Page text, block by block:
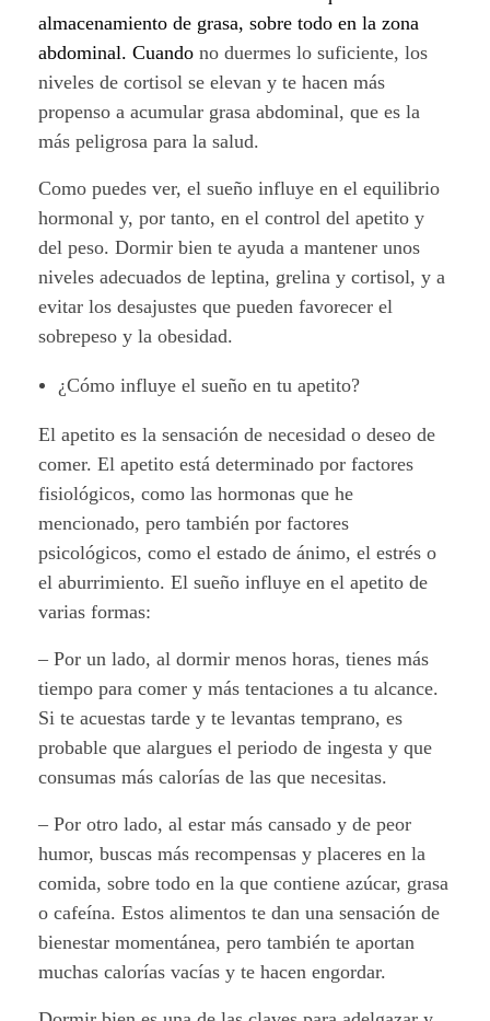
almacenamiento de grasa, sobre todo en la zona
abdominal. Cuando no duermes lo suficiente, los
niveles de cortisol se elevan y te hacen más
propenso a acumular grasa abdominal, que es la
más peligrosa para la salud.
Como puedes ver, el sueño influye en el equilibrio
hormonal y, por tanto, en el control del apetito y
del peso. Dormir bien te ayuda a mantener unos
niveles adecuados de leptina, grelina y cortisol, y a
evitar los desajustes que pueden favorecer el
sobrepeso y la obesidad.
¿Cómo influye el sueño en tu apetito?
El apetito es la sensación de necesidad o deseo de
comer. El apetito está determinado por factores
fisiológicos, como las hormonas que he
mencionado, pero también por factores
psicológicos, como el estado de ánimo, el estrés o
el aburrimiento. El sueño influye en el apetito de
varias formas:
– Por un lado, al dormir menos horas, tienes más
tiempo para comer y más tentaciones a tu alcance.
Si te acuestas tarde y te levantas temprano, es
probable que alargues el periodo de ingesta y que
consumas más calorías de las que necesitas.
– Por otro lado, al estar más cansado y de peor
humor, buscas más recompensas y placeres en la
comida, sobre todo en la que contiene azúcar, grasa
o cafeína. Estos alimentos te dan una sensación de
bienestar momentánea, pero también te aportan
muchas calorías vacías y te hacen engordar.